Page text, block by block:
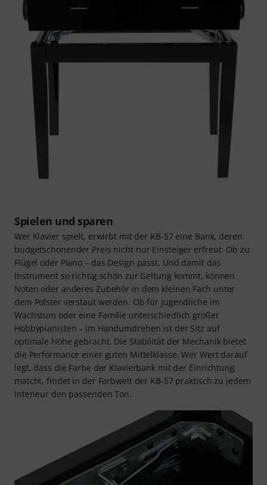
Spielen und sparen
Wer Klavier spielt, erwirbt mit der KB-57 eine Bank, deren
budgetschonender Preis nicht nur Einsteiger erfreut. Ob zu
Flügel oder Piano – das Design passt. Und damit das
Instrument so richtig schön zur Geltung kommt, können
Noten oder anderes Zubehör in dem kleinen Fach unter
dem Polster verstaut werden. Ob für Jugendliche im
Wachstum oder eine Familie unterschiedlich großer
Hobbypianisten – im Handumdrehen ist der Sitz auf
optimale Höhe gebracht. Die Stabilität der Mechanik bietet
die Performance einer guten Mittelklasse. Wer Wert darauf
legt, dass die Farbe der Klavierbank mit der Einrichtung
matcht, findet in der Farbwelt der KB-57 praktisch zu jedem
Interieur den passenden Ton.